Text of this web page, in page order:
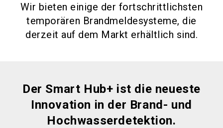
Wir bieten einige der fortschrittlichsten
temporären Brandmeldesysteme, die
derzeit auf dem Markt erhältlich sind.
Der Smart Hub+ ist die neueste
Innovation in der Brand- und
Hochwasserdetektion.